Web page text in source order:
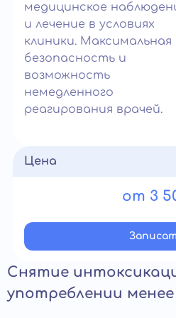
медицинское
и лечение в условиях
клиники. Максимальная
безопасность и
возможность
немедленного
реагирования врачей.
Цена
от 3
Снятие
употреблении менее